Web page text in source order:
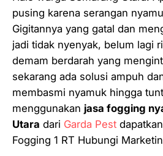
pusing karena serangan
Gigitannya yang gatal dan
jadi tidak nyenyak, belum lagi
demam berdarah yang
sekarang ada solusi ampuh
membasmi nyamuk hingga
menggunakan jasa fogging
Utara dari Garda Pest
Fogging 1 RT Hubungi